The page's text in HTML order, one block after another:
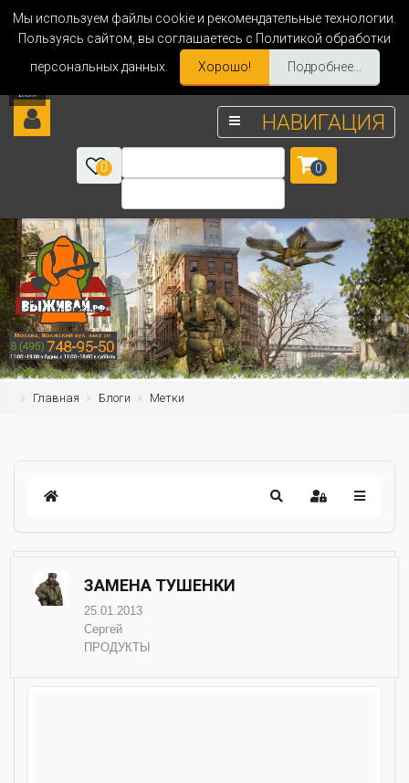
Мы используем файлы cookie и рекомендательные технологии.
Пользуясь сайтом, вы соглашаетесь с Политикой обработки
персональных данных.
Хорошо! Подробнее...
НАВИГАЦИЯ
0 0
Главная Блоги Метки
ЗАМЕНА ТУШЕНКИ
25.01.2013
Сергей
ПРОДУКТЫ